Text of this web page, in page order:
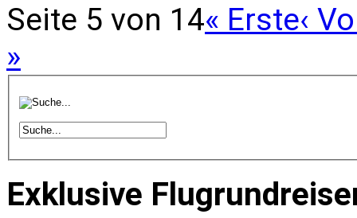
Seite 5 von 14« Erste‹
»
Exklusive